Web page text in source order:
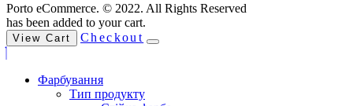
Porto eCommerce. © 2022. All Rights Reserved
has been added to your cart.
View Cart Checkout
Фарбування
Тип продукту